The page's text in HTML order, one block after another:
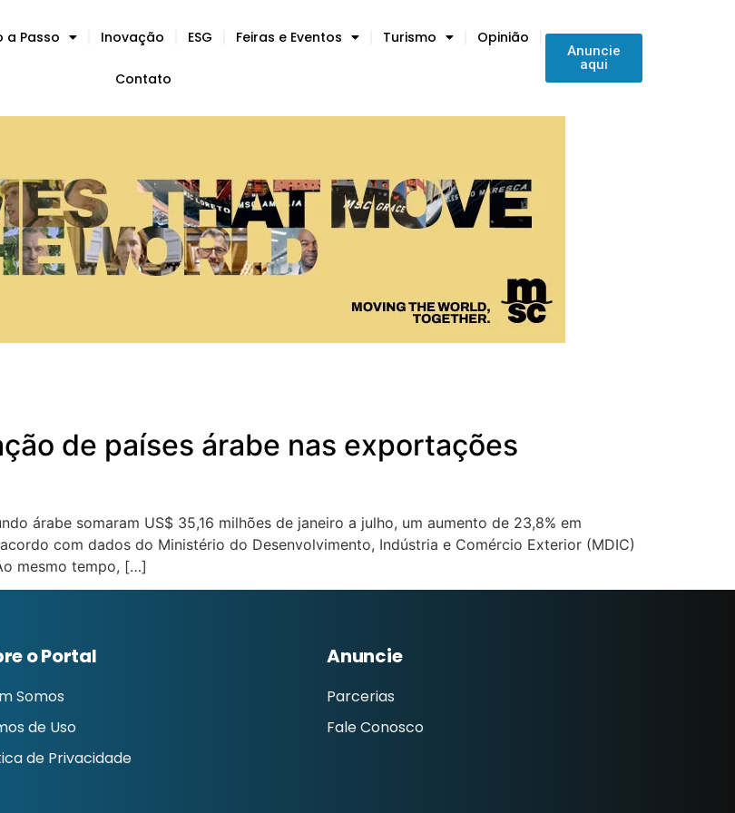
a Passo Inovação ESG Feiras e Eventos Turismo Opinião
Contato
Anuncie
aqui
de países árabe nas exportações
árabe somaram US$ 35,16 milhões de janeiro a julho, um aumento de 23,8% em
com dados do Ministério do Desenvolvimento, Indústria e Comércio Exterior (MDIC)
mesmo tempo, […]
o Portal
Somos
de Uso
de Privacidade
Anuncie
Parcerias
Fale Conosco